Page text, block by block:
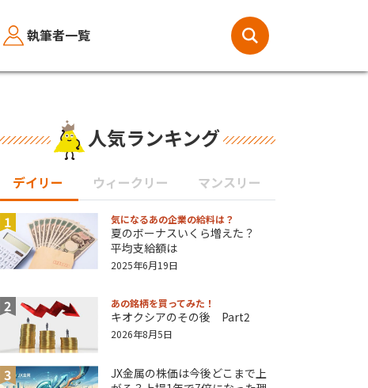
執筆者一覧
人気ランキング
デイリー ウィークリー マンスリー
1 気になるあの企業の給料は？
夏のボーナスいくら増えた？
平均支給額は
2025年6月19日
2 あの銘柄を買ってみた！
キオクシアのその後 Part2
2026年8月5日
3
JX金属の株価は今後どこまで上